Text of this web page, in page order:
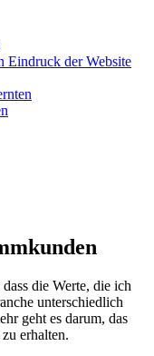
Eindruck der Website
die Werte, die ich
unterschiedlich
geht es darum, das
erhalten.